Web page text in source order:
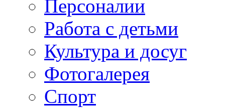
Преодоление
Персоналии
Работа с детьми
Культура и досуг
Фотогалерея